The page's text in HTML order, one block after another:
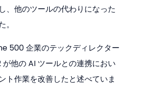
、他のツールの代わりになった
500 企業のテックディレクター
他の AI ツールとの連携におい
ト作業を改善したと述べていま